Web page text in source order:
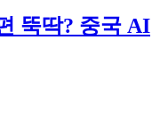
뚝딱? 중국 AI